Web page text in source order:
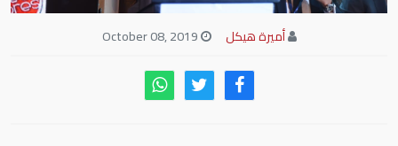
أميرة هيكل